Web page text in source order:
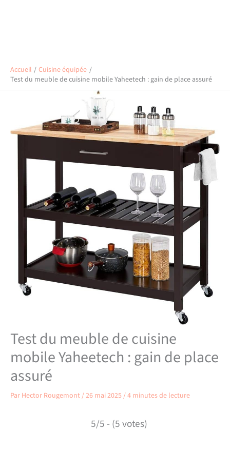
Accueil
Cuisine équipée
Test du meuble de cuisine mobile Yaheetech : gain de place assuré
Test du meuble de cuisine
mobile Yaheetech : gain de place
assuré
Par Hector Rougemont/26 mai 2025/4 minutes de lecture
5/5 - (5 votes)